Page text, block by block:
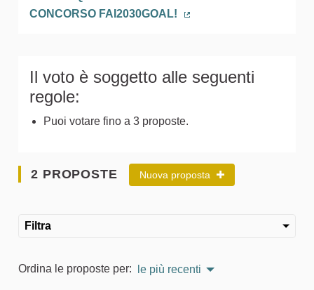
CONCORSO FAI2030GOAL!
Il voto è soggetto alle seguenti
regole:
Puoi votare fino a 3 proposte.
2 PROPOSTE Nuova proposta
Filtra
Ordina le proposte per: le più recenti